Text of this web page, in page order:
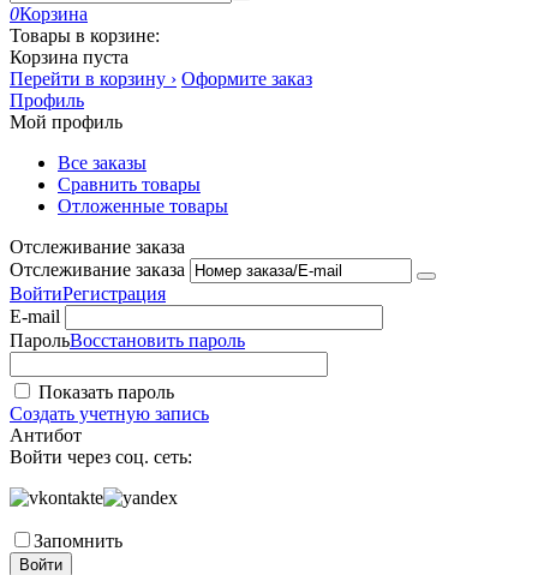
0Корзина
Товары в корзине:
Корзина пуста
Перейти в корзину › Оформите заказ
Профиль
Мой профиль
Все заказы
Сравнить товары
Отложенные товары
Отслеживание заказа
Отслеживание заказа
ВойтиРегистрация
E-mail
ПарольВосстановить пароль
Показать пароль
Создать учетную запись
Антибот
Войти через соц. сеть:
Запомнить
Войти